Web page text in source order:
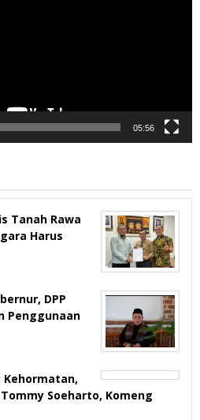
05:56
Tanah Rawa
Harus
DPP
Penggunaan
Kehormatan,
Soeharto, Komeng